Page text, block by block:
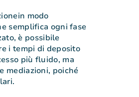
modo
semplifica ogni fase
è possibile
i tempi di deposito
più fluido, ma
mediazioni, poiché